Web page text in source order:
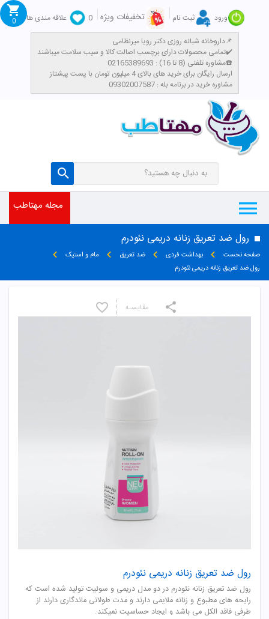
ورود ثبت نام تخفیفات ویژه 0
علاقه مندی ها
داروخانه شبانه روزی دکتر رویا میرنظامی📌
تمامی محصولات دارای برچسب اصالت کالا و سیب سلامت میباشند✔️
مشاوره تلفنی (8 تا 16) : 02165389693☎️
​ارسال رایگان برای خرید های بالای 4 میلیون تومان با پست پیشتاز
مشاوره خرید در برنامه بله : 09302007587
0
مجله مهتاطب
رول ضد تعریق زنانه دریمی نئودرم
صفحه نخست بهداشت فردی ضد تعریق
مام و استیک
رول ضد تعریق زنانه دریمی نئودرم
رول ضد تعریق زنانه دریمی نئودرم
رول ضد تعریق زنانه نئودرم در دو مدل دریمی و سوئیت تولید شده است که
رایحه های مطبوع و زنانه ملایمی دارند و مدت طولانی ماندگاری دارند از
طرفی فاقد الکل می باشد و ایجاد حساسیت نمیکند.
مقایسـه